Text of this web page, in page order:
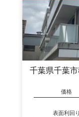
千葉県千葉
価格
表面利回り